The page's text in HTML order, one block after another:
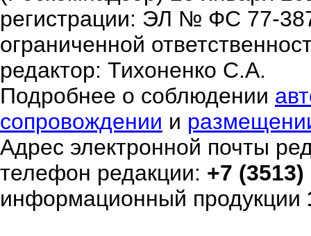
регистрации: ЭЛ № ФС 77-
ограниченной
редактор: Тихоненко С.А.
Подробнее о соблюдении
сопровождении и
Адрес электронной почты
телефон редакции: +7
информационный продукции